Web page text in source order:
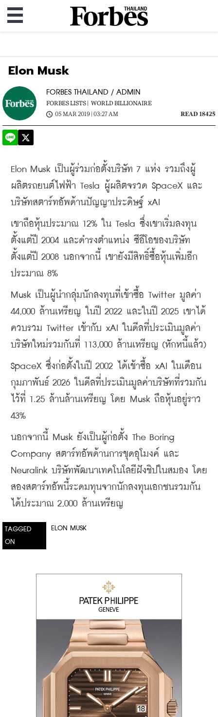
Elon Musk
FORBES THAILAND / ADMIN
FORBES LISTS |
WORLD BILLIONAIRE
05 MAR 2019 | 03:27 AM
READ 18425
Elon Musk เป็นผู้ร่วมก่อตั้งบริษัท 7 แห่ง รวมถึงผู้
ผลิตรถยนต์ไฟฟ้า Tesla ผู้ผลิตจรวด SpaceX และ
บริษัทสตาร์ทอัพด้านปัญญาประดิษฐ์ xAI
เขาถือหุ้นประมาณ 12% ใน Tesla ซึ่งเขาเริ่มลงทุน
ตั้งแต่ปี 2004 และดำรงตำแหน่ง ซีอีโอของบริษัท
ตั้งแต่ปี 2008 นอกจากนี้ เขายังมีสิทธิ์ซื้อหุ้นเพิ่มอีก
ประมาณ 8%
Musk เป็นผู้นำกลุ่มนักลงทุนที่เข้าซื้อ Twitter มูลค่า
44,000 ล้านเหรียญ ในปี 2022 และในปี 2025 เขาได้
ควบรวม Twitter เข้ากับ xAI ในดีลที่ประเมินมูลค่า
บริษัทใหม่รวมกันที่ 113,000 ล้านเหรียญ (หักหนี้แล้ว)
SpaceX ซึ่งก่อตั้งในปี 2002 ได้เข้าซื้อ xAI ในเดือน
กุมภาพันธ์ 2026 ในดีลที่ประเมินมูลค่าบริษัทที่รวมกัน
ไว้ที่ 1.25 ล้านล้านเหรียญ โดย Musk ถือหุ้นอยู่ราว
43%
นอกจากนี้ Musk ยังเป็นผู้ก่อตั้ง The Boring
Company สตาร์ทอัพด้านการขุดอุโมงค์ และ
Neuralink บริษัทพัฒนาเทคโนโลยีฝังชิปในสมอง โดย
สองสตาร์ทอัพนี้ระดมทุนจากนักลงทุนเอกชนรวมกัน
ได้ประมาณ 2,000 ล้านเหรียญ
TAGGED
ON
ELON MUSK